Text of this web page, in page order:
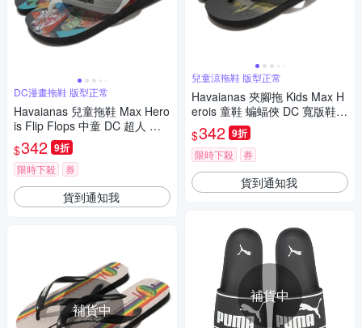
DC漫畫拖鞋 版型正常
Havaianas 兒童拖鞋 Max Hero
is Flip Flops 中童 DC 超人 蝙
蝠俠 閃電俠 正義聯盟 4130302
0133K
$342 9折
限時下殺 券
貨到通知我
補貨中
兒童涼拖鞋 版型正常
Havaianas 夾腳拖 Kids Max H
erois 童鞋 蝙蝠俠 DC 寬版鞋帶
哈瓦仕 巴西拖 41303029798K
$342 9折
限時下殺 券
貨到通知我
補貨中